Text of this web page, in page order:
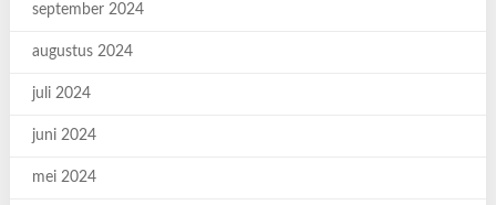
september 2024
augustus 2024
juli 2024
juni 2024
mei 2024